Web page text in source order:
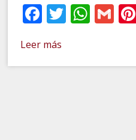
Facebook
Twitter
Leer más